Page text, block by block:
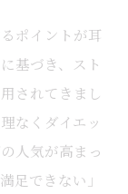
ポイントが耳
基づき、スト
されてきまし
なくダイエッ
人気が高まっ
足できない」